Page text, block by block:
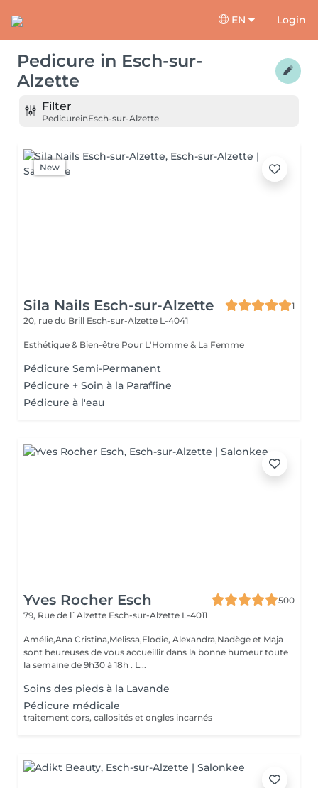
EN Login
Pedicure in Esch-sur-
Alzette
Filter
PedicureinEsch-sur-Alzette
New
Sila Nails Esch-sur-Alzette
1
20, rue du Brill Esch-sur-Alzette L-4041
Esthétique & Bien-être Pour L'Homme & La Femme
Pédicure Semi-Permanent
Pédicure + Soin à la Paraffine
Pédicure à l'eau
Yves Rocher Esch
500
79, Rue de l`Alzette Esch-sur-Alzette L-4011
Amélie,Ana Cristina,Melissa,Elodie, Alexandra,Nadège et Maja
sont heureuses de vous accueillir dans la bonne humeur toute
la semaine de 9h30 à 18h . L...
Soins des pieds à la Lavande
Pédicure médicale
traitement cors, callosités et ongles incarnés